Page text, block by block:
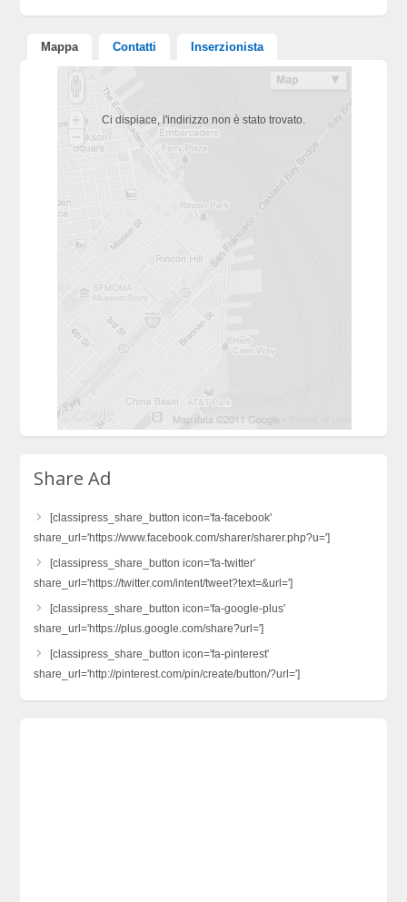
Mappa Contatti Inserzionista
Ci dispiace, l'indirizzo non è stato trovato.
Share Ad
[classipress_share_button icon='fa-facebook'
share_url='https://www.facebook.com/sharer/sharer.php?u=']
[classipress_share_button icon='fa-twitter'
share_url='https://twitter.com/intent/tweet?text=&url=']
[classipress_share_button icon='fa-google-plus'
share_url='https://plus.google.com/share?url=']
[classipress_share_button icon='fa-pinterest'
share_url='http://pinterest.com/pin/create/button/?url=']